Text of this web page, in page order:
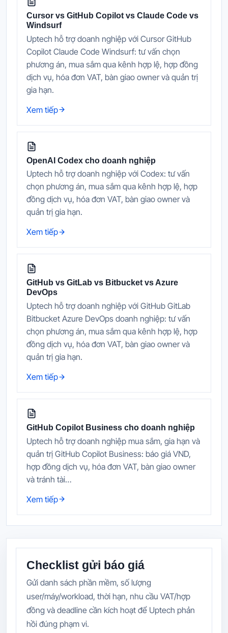
Cursor vs GitHub Copilot vs Claude Code vs
Windsurf
Uptech hỗ trợ doanh nghiệp với Cursor GitHub
Copilot Claude Code Windsurf: tư vấn chọn
phương án, mua sắm qua kênh hợp lệ, hợp đồng
dịch vụ, hóa đơn VAT, bàn giao owner và quản trị
gia hạn.
Xem tiếp
OpenAI Codex cho doanh nghiệp
Uptech hỗ trợ doanh nghiệp với Codex: tư vấn
chọn phương án, mua sắm qua kênh hợp lệ, hợp
đồng dịch vụ, hóa đơn VAT, bàn giao owner và
quản trị gia hạn.
Xem tiếp
GitHub vs GitLab vs Bitbucket vs Azure
DevOps
Uptech hỗ trợ doanh nghiệp với GitHub GitLab
Bitbucket Azure DevOps doanh nghiệp: tư vấn
chọn phương án, mua sắm qua kênh hợp lệ, hợp
đồng dịch vụ, hóa đơn VAT, bàn giao owner và
quản trị gia hạn.
Xem tiếp
GitHub Copilot Business cho doanh nghiệp
Uptech hỗ trợ doanh nghiệp mua sắm, gia hạn và
quản trị GitHub Copilot Business: báo giá VND,
hợp đồng dịch vụ, hóa đơn VAT, bàn giao owner
và tránh tài…
Xem tiếp
Checklist gửi báo giá
Gửi danh sách phần mềm, số lượng
user/máy/workload, thời hạn, nhu cầu VAT/hợp
đồng và deadline cần kích hoạt để Uptech phản
hồi đúng phạm vi.